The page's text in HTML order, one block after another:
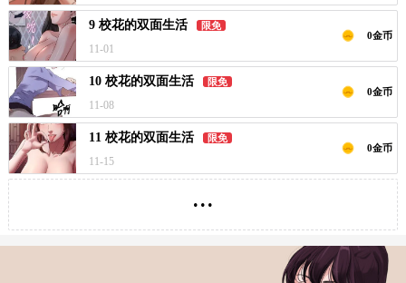
9 校花的双面生活 限免
11-01
0金币
10 校花的双面生活 限免
11-08
0金币
11 校花的双面生活 限免
11-15
0金币
...